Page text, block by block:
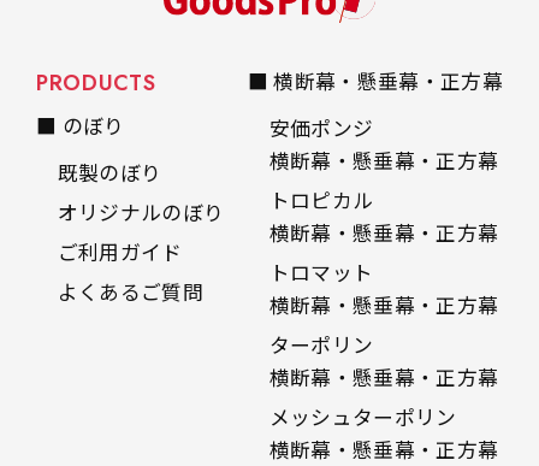
PRODUCTS
■ のぼり
既製のぼり
オリジナルのぼり
ご利用ガイド
よくあるご質問
■ 横断幕・懸垂幕・正方幕
安価ポンジ
横断幕・懸垂幕・正方幕
トロピカル
横断幕・懸垂幕・正方幕
トロマット
横断幕・懸垂幕・正方幕
ターポリン
横断幕・懸垂幕・正方幕
メッシュターポリン
横断幕・懸垂幕・正方幕